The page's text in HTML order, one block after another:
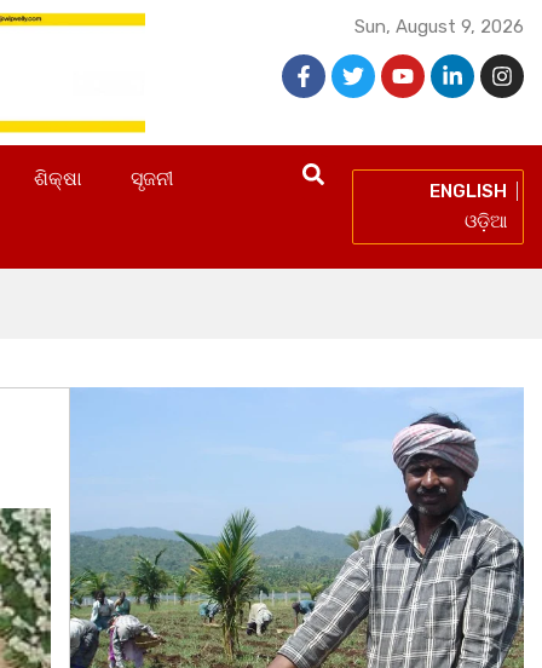
Sun, August 9, 2026
ଶିକ୍ଷା ସୃଜନୀ
ENGLISH
ଓଡ଼ିଆ